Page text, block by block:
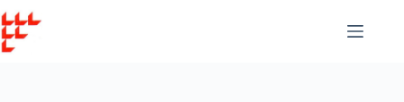
to
content